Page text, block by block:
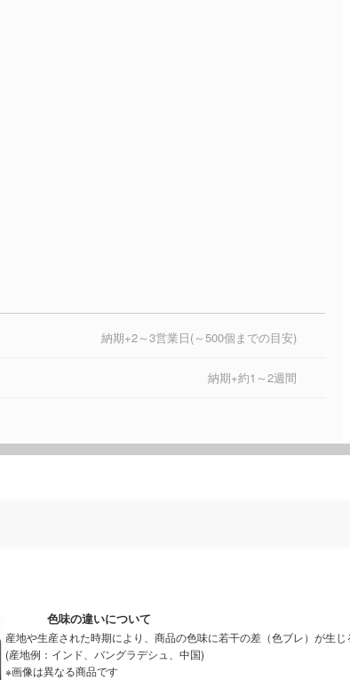
納期+2～3営業日(～500個までの目安)
納期+約1～2週間
色味の違いについて
産地や生産された時期により、商品の色味に若干の差（色ブレ）が生じ
(産地例：インド、バングラデシュ、中国)
※画像は異なる商品です